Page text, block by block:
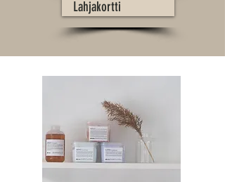
Lahjakortti
Lahjakortti